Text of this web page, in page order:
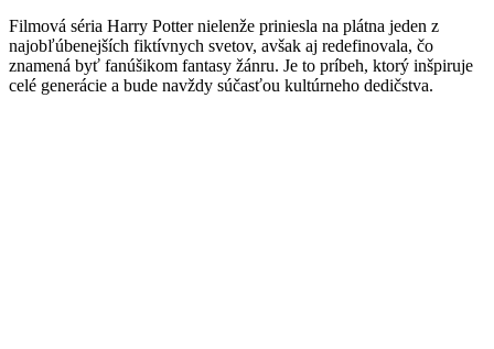
Filmová séria Harry Potter nielenže priniesla na plátna jeden z
najobľúbenejších fiktívnych svetov, avšak aj redefinovala, čo
znamená byť fanúšikom fantasy žánru. Je to príbeh, ktorý inšpiruje
celé generácie a bude navždy súčasťou kultúrneho dedičstva.